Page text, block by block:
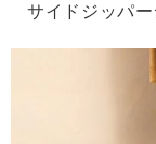
サイドジッパ